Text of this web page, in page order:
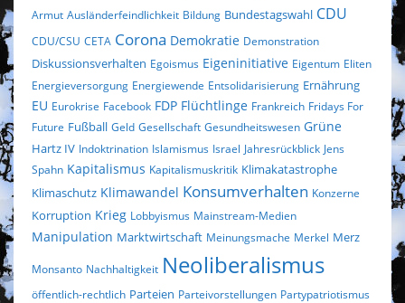
Armut Ausländerfeindlichkeit Bildung Bundestagswahl CDU
CDU/CSU CETA Corona Demokratie Demonstration
Diskussionsverhalten Egoismus Eigeninitiative Eigentum Eliten
Energieversorgung Energiewende Entsolidarisierung Ernährung
EU Eurokrise Facebook FDP Flüchtlinge Frankreich Fridays For
Future Fußball Geld Gesellschaft Gesundheitswesen Grüne
Hartz IV Indoktrination Islamismus Israel Jahresrückblick Jens
Spahn Kapitalismus Kapitalismuskritik Klimakatastrophe
Klimaschutz Klimawandel Konsumverhalten Konzerne
Korruption Krieg Lobbyismus Mainstream-Medien
Manipulation Marktwirtschaft Meinungsmache Merkel Merz
Monsanto Nachhaltigkeit Neoliberalismus
öffentlich-rechtlich Parteien Parteivorstellungen Partypatriotismus